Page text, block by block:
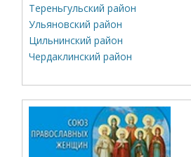
Тереньгульский район
Ульяновский район
Цильнинский район
Чердаклинский район